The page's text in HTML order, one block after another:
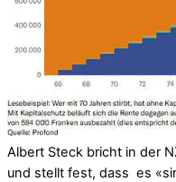
Albert Steck bricht in der
und stellt fest, dass es